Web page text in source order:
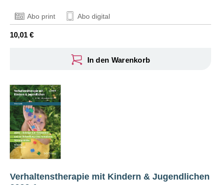
Abo print Abo digital
10,01 €
In den Warenkorb
Verhaltenstherapie mit Kindern & Jugendlichen